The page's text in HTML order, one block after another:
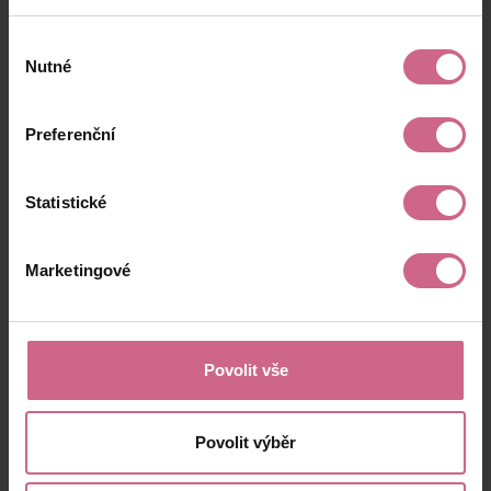
souhlasu
Nutné
Preferenční
Statistické
Marketingové
Povolit vše
Povolit výběr